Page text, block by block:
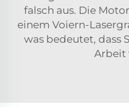
falsch aus. Die
einem Voiern-
was bedeutet, dass
Arbeit